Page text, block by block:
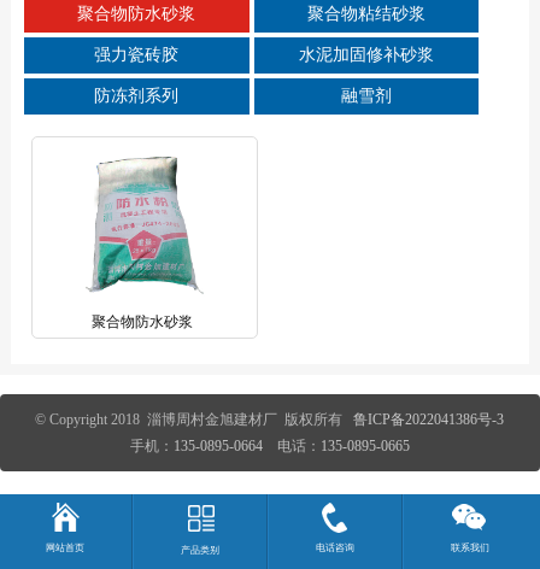
聚合物防水砂浆 聚合物粘结砂浆
强力瓷砖胶 水泥加固修补砂浆
防冻剂系列 融雪剂
聚合物防水砂浆
© Copyright 2018 淄博周村金旭建材厂 版权所有鲁ICP备2022041386号-3
手机： 135-0895-0664电话： 135-0895-0665
网站首页 产品类别 电话咨询 联系我们